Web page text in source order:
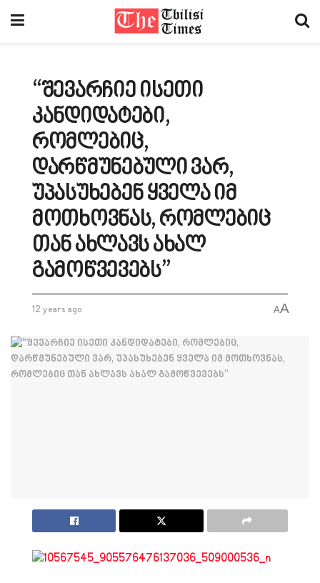
“შევარჩიე ისეთი
კანდიდატები,
რომლებიც,
დარწმუნებული ვარ,
უპასუხებენ ყველა იმ
მოთხოვნას, რომლებიც
თან ახლავს ახალ
გამოწვევებს”
12 years ago AA